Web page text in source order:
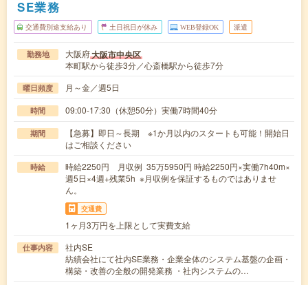
SE業務
交通費別途支給あり 土日祝日が休み WEB登録OK 派遣
勤務地 大阪府大阪市中央区
本町駅から徒歩3分／心斎橋駅から徒歩7分
曜日頻度 月～金／週5日
時間 09:00-17:30（休憩50分）実働7時間40分
期間
【急募】即日～長期 ※1か月以内のスタートも可能！開始日
はご相談ください
時給
時給2250円 月収例 35万5950円 時給2250円×実働7h40m×
週5日×4週+残業5h ※月収例を保証するものではありませ
ん。
交通費
1ヶ月3万円を上限として実費支給
仕事内容
社内SE
紡績会社にて社内SE業務・企業全体のシステム基盤の企画・
構築・改善の全般の開発業務 ・社内システムの…